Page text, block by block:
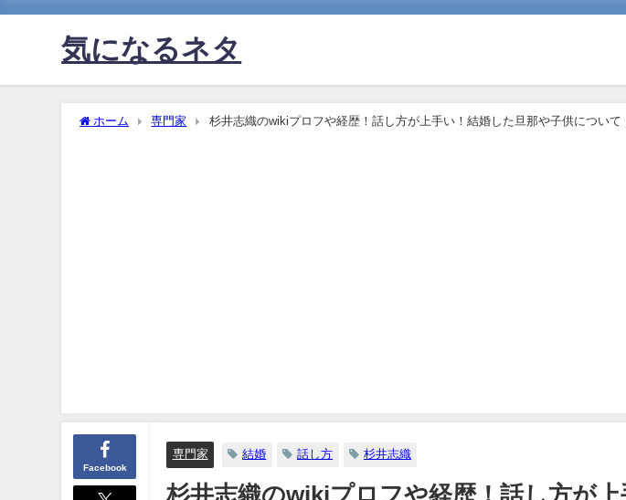
気になるネタ
ホーム 専門家 杉井志織のwikiプロフや経歴！話し方が上手い！結婚した旦那や子供について
Facebook
専門家 結婚 話し方 杉井志織
杉井志織のwikiプロフや経歴！話し方が